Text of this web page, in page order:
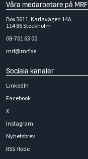
Våra medarbetare på MRF
Box 5611, Karlavägen 14A
114 86 Stockholm
08-701 63 00
mrf@mrf.se
Sociala kanaler
LinkedIn
Facebook
X
Instagram
Nyhetsbrev
RSS-flöde